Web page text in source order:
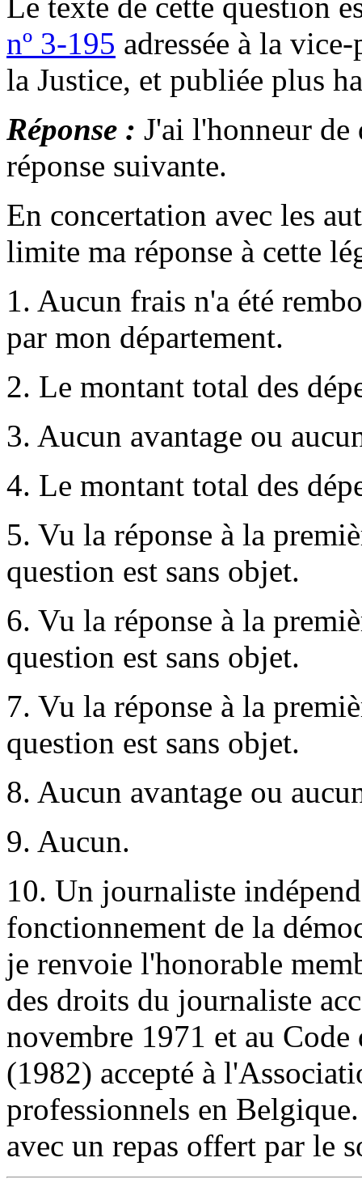
nº 3-195 adressée à la
la Justice, et publiée plus
Réponse : J'ai l'honneur de
réponse suivante.
En concertation avec les
limite ma réponse à cette
1. Aucun frais n'a été
par mon département.
2. Le montant total des
3. Aucun avantage ou
4. Le montant total des
5. Vu la réponse à la
question est sans objet.
6. Vu la réponse à la
question est sans objet.
7. Vu la réponse à la
question est sans objet.
8. Aucun avantage ou
9. Aucun.
10. Un journaliste
fonctionnement de la
je renvoie l'honorable
des droits du journaliste
novembre 1971 et au
(1982) accepté à
professionnels en
avec un repas offert par le